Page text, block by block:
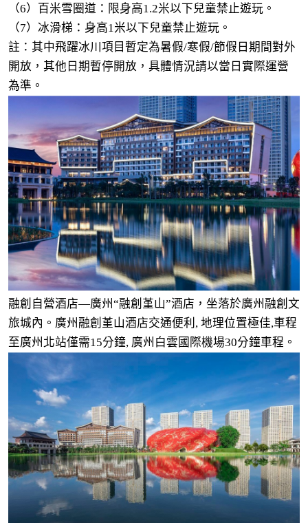
（6）百米雪圈道：限身高1.2米以下兒童禁止遊玩。
（7）冰滑梯：身高1米以下兒童禁止遊玩。
註：其中飛躍冰川項目暫定為暑假/寒假/節假日期間對外
開放，其他日期暫停開放，具體情況請以當日實際運營
為準。
融創自營酒店—廣州“融創堇山”酒店，坐落於廣州融創文
旅城內。廣州融創堇山酒店交通便利, 地理位置極佳,車程
至廣州北站僅需15分鐘, 廣州白雲國際機場30分鐘車程。